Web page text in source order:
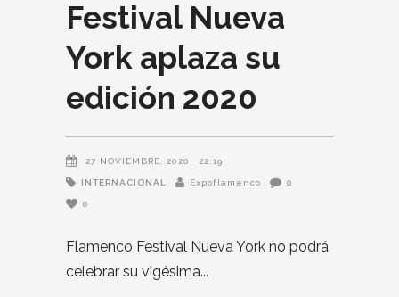
Festival Nueva
York aplaza su
edición 2020
27 NOVIEMBRE, 2020 22:19
INTERNACIONAL Expoflamenco 0
0
Flamenco Festival Nueva York no podrá
celebrar su vigésima